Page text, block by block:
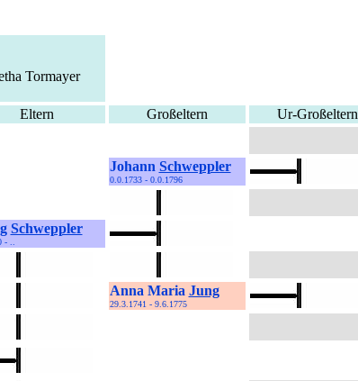
Tormayer
Eltern Großeltern Ur-Großeltern
Johann Schweppler
0.0.1733 - 0.0.1796
Schweppler
..
Anna Maria Jung
29.3.1741 - 9.6.1775